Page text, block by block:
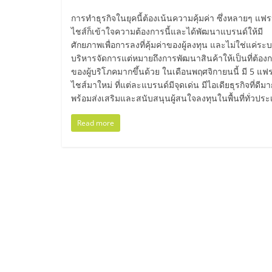
น้อย
คืน
ทุน
ไว,
การทำธุรกิจในยุคนี้ต้องเน้นความคุ้มค่า ซึ่งหลายๆ แฟ
ไชส์ก็เข้าใจความต้องการนี้และได้พัฒนาแบรนด์ให้มี
ศักยภาพเพื่อการลงที่คุ้มค่าของผู้ลงทุน และไม่ใช่แค่ระ
บริหารจัดการแต่หมายถึงการพัฒนาสินค้าให้เป็นที่ต้อง
ของผู้บริโภคมากขึ้นด้วย ในเดือนพฤศจิกายนนี้ มี 5 แฟ
ไชส์มาใหม่ ที่แต่ละแบรนด์มีจุดเด่น มีไอเดียธุรกิจที่ดีม
พร้อมส่งเสริมและสนับสนุนผู้สนใจลงทุนในพื้นที่ทั่วประ
Read more